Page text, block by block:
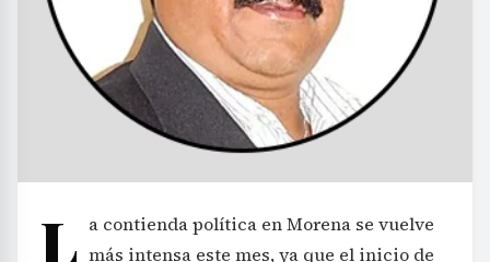
L a contienda política en Morena se vuelve
más intensa este mes, ya que el inicio de